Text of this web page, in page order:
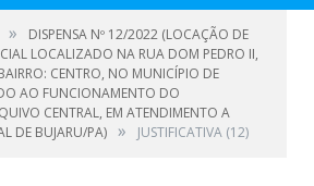
»
DISPENSA Nº 12/2022 (LOCAÇÃO DE
LOCALIZADO NA RUA DOM PEDRO II,
CENTRO, NO MUNICÍPIO DE
AO FUNCIONAMENTO DO
CENTRAL, EM ATENDIMENTO A
DE BUJARU/PA) » JUSTIFICATIVA (12)